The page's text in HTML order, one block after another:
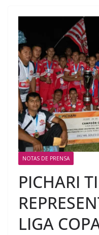
NOTAS DE PRENSA
PICHARI
LIGA